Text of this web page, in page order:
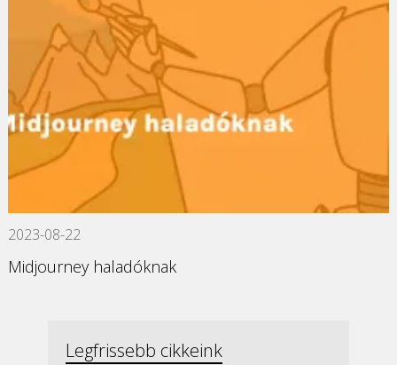
2023-08-22
Midjourney haladóknak
Legfrissebb cikkeink